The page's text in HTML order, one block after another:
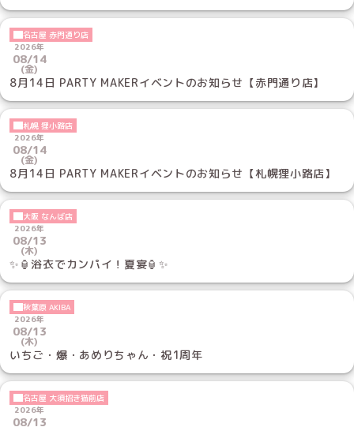
名古屋 赤門通り店
2026年
08/14
(金)
8月14日 PARTY MAKERイベントのお知らせ【赤門通り店】
札幌 狸小路店
2026年
08/14
(金)
8月14日 PARTY MAKERイベントのお知らせ【札幌狸小路店】
大阪 なんば店
2026年
08/13
(木)
✨🏮浴衣でカンパイ！夏宴🏮✨
秋葉原 AKIBA
2026年
08/13
(木)
いちご・爆・あめりちゃん・祝1周年
名古屋 大須招き猫前店
2026年
08/13